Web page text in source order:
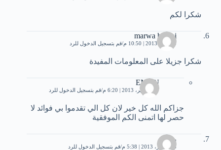
شكرا لكم
marwa hanini
9 أبريل، 2013 | 10:50 م قم بتسجيل الدخول للرد
شكرا جزيلا على المعلومات المفيدة
EMAN
27 سبتمبر، 2013 | 6:20 م قم بتسجيل الدخول للرد
جزاكم الله كل خير لان كل الي تقدموا بي فوائد لا
حصر لها اتمنى الكم الموفقية
ريما
13 أكتوبر، 2013 | 5:38 م قم بتسجيل الدخول للرد